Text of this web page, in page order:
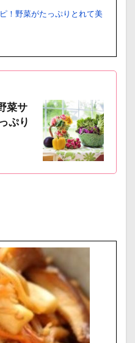
！野菜がたっぷりとれて美
菜サ
ぷり